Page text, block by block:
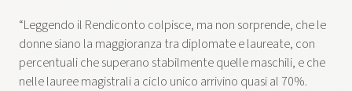
“Leggendo il Rendiconto colpisce, ma non sorprende, che le
donne siano la maggioranza tra diplomate e laureate, con
percentuali che superano stabilmente quelle maschili, e che
nelle lauree magistrali a ciclo unico arrivino quasi al 70%.